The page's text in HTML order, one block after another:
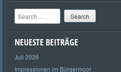
Search
NEUESTE BEITRÄGE
Juli 2026
Impressionen im Bürgermoor